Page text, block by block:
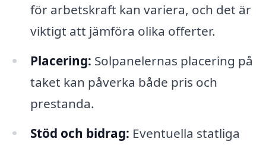
för arbetskraft kan variera, och det är
viktigt att jämföra olika offerter.
Placering: Solpanelernas placering på
taket kan påverka både pris och
prestanda.
Stöd och bidrag: Eventuella statliga